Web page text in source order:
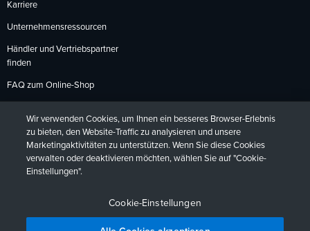
Karriere
Unternehmensressourcen
Händler und Vertriebspartner
finden
FAQ zum Online-Shop
Rückgabebedingungen
DeutschFrançaisEspañol日本語
Wir verwenden Cookies, um Ihnen ein besseres Browser-Erlebnis
zu bieten, den Website-Traffic zu analysieren und unsere
Marketingaktivitäten zu unterstützen. Wenn Sie diese Cookies
verwalten oder deaktivieren möchten, wählen Sie auf "Cookie-
Einstellungen".
Cookie-Einstellungen